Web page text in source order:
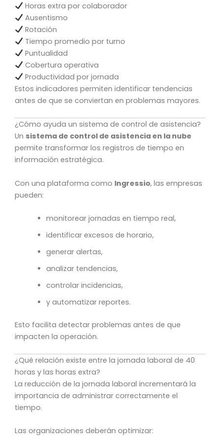
Horas extra por colaborador
Ausentismo
Rotación
Tiempo promedio por turno
Puntualidad
Cobertura operativa
Productividad por jornada
Estos indicadores permiten identificar tendencias
antes de que se conviertan en problemas mayores.
¿Cómo ayuda un sistema de control de asistencia?
Un sistema de control de asistencia en la nube
permite transformar los registros de tiempo en
información estratégica.
Con una plataforma como Ingressio, las empresas
pueden:
monitorear jornadas en tiempo real,
identificar excesos de horario,
generar alertas,
analizar tendencias,
controlar incidencias,
y automatizar reportes.
Esto facilita detectar problemas antes de que
impacten la operación.
¿Qué relación existe entre la jornada laboral de 40
horas y las horas extra?
La reducción de la jornada laboral incrementará la
importancia de administrar correctamente el
tiempo.
Las organizaciones deberán optimizar: